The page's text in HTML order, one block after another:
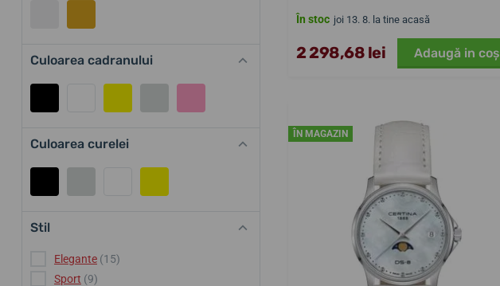
Culoarea cadranului
Culoarea curelei
Stil
Elegante (15)
Sport (9)
În stoc joi 13. 8. la tine acasă
2 298,68 lei Adaugă in coş
ÎN MAGAZIN